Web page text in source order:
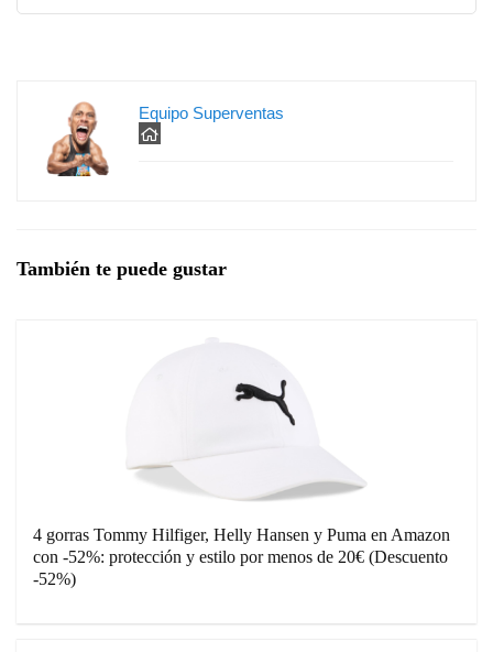
Equipo Superventas
También te puede gustar
4 gorras Tommy Hilfiger, Helly Hansen y Puma en Amazon
con -52%: protección y estilo por menos de 20€ (Descuento
-52%)